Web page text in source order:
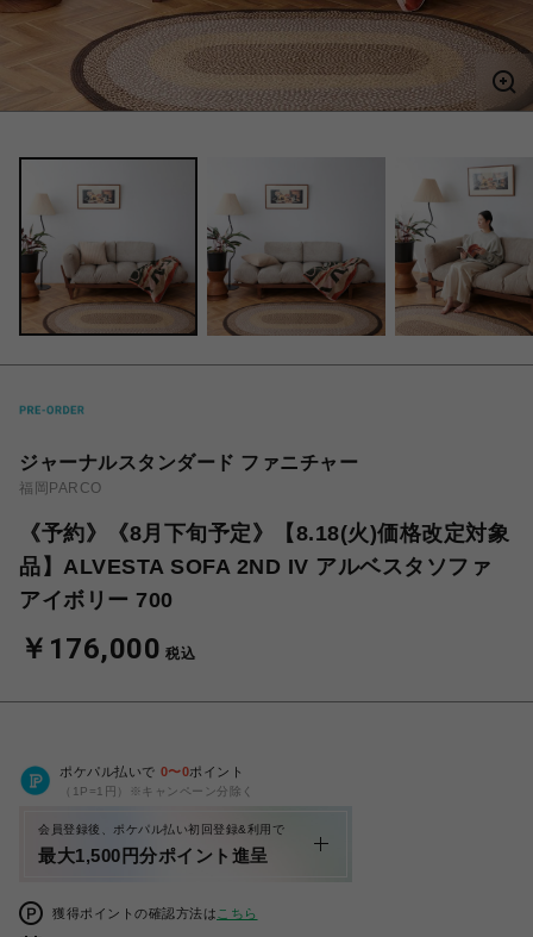
ジャーナルスタンダード ファニチャー
福岡PARCO
《予約》《8月下旬予定》【8.18(火)価格改定対象
品】ALVESTA SOFA 2ND IV アルベスタソファ
アイボリー 700
￥176,000 税込
ポケパル払いで 0〜0ポイント
（1P=1円）※キャンペーン分除く
会員登録後、ポケパル払い初回登録&利用で
最大1,500円分ポイント進呈
獲得ポイントの確認方法は こちら